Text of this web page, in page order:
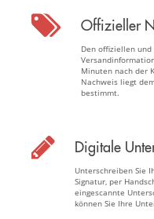
Offizieller
Den offiziellen
Minuten nach der
Nachweis liegt
bestimmt.
Digitale
Unterschreiben Sie
Signatur, per
eingescannte
können Sie Ihre